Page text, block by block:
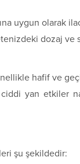
uygun olarak
dozaj
hafif ve
yan etkiler
şu şekildedir: